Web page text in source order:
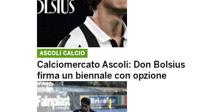
ASCOLI CALCIO
Calciomercato Ascoli: Don Bolsius
firma un biennale con opzione